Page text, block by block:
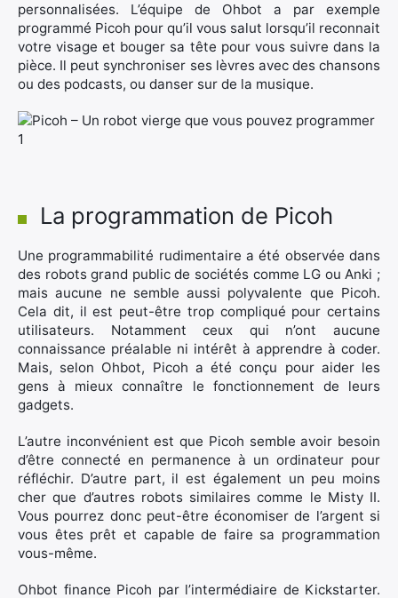
personnalisées. L’équipe de Ohbot a par exemple
programmé Picoh pour qu’il vous salut lorsqu’il reconnait
votre visage et bouger sa tête pour vous suivre dans la
pièce. Il peut synchroniser ses lèvres avec des chansons
ou des podcasts, ou danser sur de la musique.
La programmation de Picoh
Une programmabilité rudimentaire a été observée dans
des robots grand public de sociétés comme LG ou Anki ;
mais aucune ne semble aussi polyvalente que Picoh.
Cela dit, il est peut-être trop compliqué pour certains
utilisateurs. Notamment ceux qui n’ont aucune
connaissance préalable ni intérêt à apprendre à coder.
Mais, selon Ohbot, Picoh a été conçu pour aider les
gens à mieux connaître le fonctionnement de leurs
gadgets.
L’autre inconvénient est que Picoh semble avoir besoin
d’être connecté en permanence à un ordinateur pour
réfléchir. D’autre part, il est également un peu moins
cher que d’autres robots similaires comme le Misty II.
Vous pourrez donc peut-être économiser de l’argent si
vous êtes prêt et capable de faire sa programmation
vous-même.
Ohbot finance Picoh par l’intermédiaire de Kickstarter.
Rechercher
: